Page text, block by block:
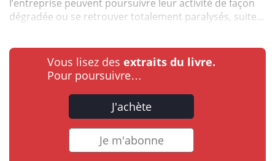
l’entreprise peuvent poursuivre leur activité de façon
dégradée ou se retrouver totalement paralysés, suite...
Vous lisez des extraits du livre.
Pour poursuivre…
J'achète
Je m'abonne